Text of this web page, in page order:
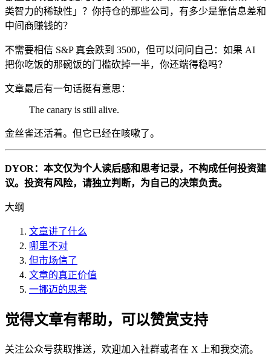
类智力的稀缺性」？你持仓的那些公司，有多少是靠信息差和
中间商赚钱的？
不需要相信 S&P 真会跌到 3500，但可以问问自己：如果 AI
把你吃饭的那碗饭的门槛砍掉一半，你还端得稳吗？
文章最后有一句话挺有意思：
The canary is still alive.
金丝雀还活着。但它已经在咳嗽了。
DYOR：本文仅为个人读后感和思考记录，不构成任何投资建
议。投资有风险，请独立判断，为自己的决策负责。
大纲
文章讲了什么
哪里不对
但市场信了
文章的真正价值
一挪迈的思考
觉得文章有帮助，可以赞赏支持
关注公众号获取推送，欢迎加入社群或者在 X 上和我交流。